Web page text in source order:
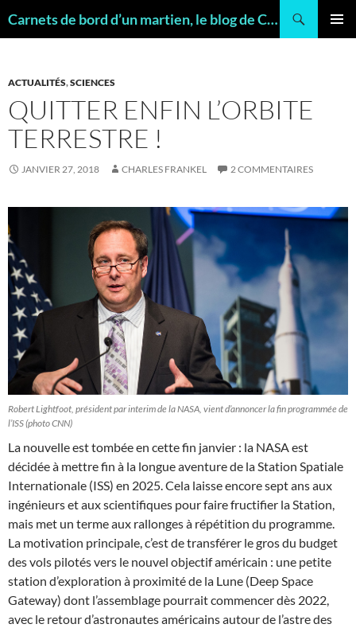
Carnets de bord d’un martien, le blog de Charles FRANKEL, géologue
ACTUALITÉS,SCIENCES
QUITTER ENFIN L’ORBITE
TERRESTRE !
JANVIER 27, 2018 CHARLES FRANKEL 2 COMMENTAIRES
Robert Lightfoot, président par interim de la NASA, vient d’annoncer la fin programmée de
l’ISS (photo CNN)
La nouvelle est tombée en cette fin janvier : la NASA est
décidée à mettre fin à la longue aventure de la Station Spatiale
Internationale (ISS) en 2025. Cela laisse encore sept ans aux
ingénieurs et aux scientifiques pour faire fructifier la Station,
mais met un terme aux rallonges à répétition du programme.
La motivation principale, c’est de transférer le gros du budget
des vols pilotés vers le nouvel objectif américain : une petite
station d’exploration à proximité de la Lune (Deep Space
Gateway) dont l’assemblage pourrait commencer dès 2022,
avec le retour d’astronautes américains autour de l’astre des